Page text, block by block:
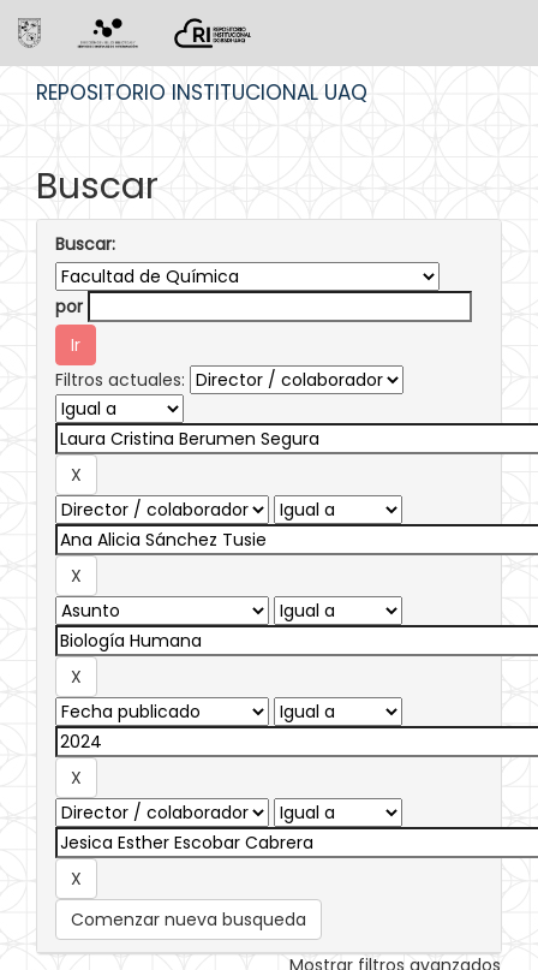
REPOSITORIO INSTITUCIONAL UAQ
Buscar
Buscar:
por
Filtros actuales:
Comenzar nueva busqueda
Mostrar filtros avanzados